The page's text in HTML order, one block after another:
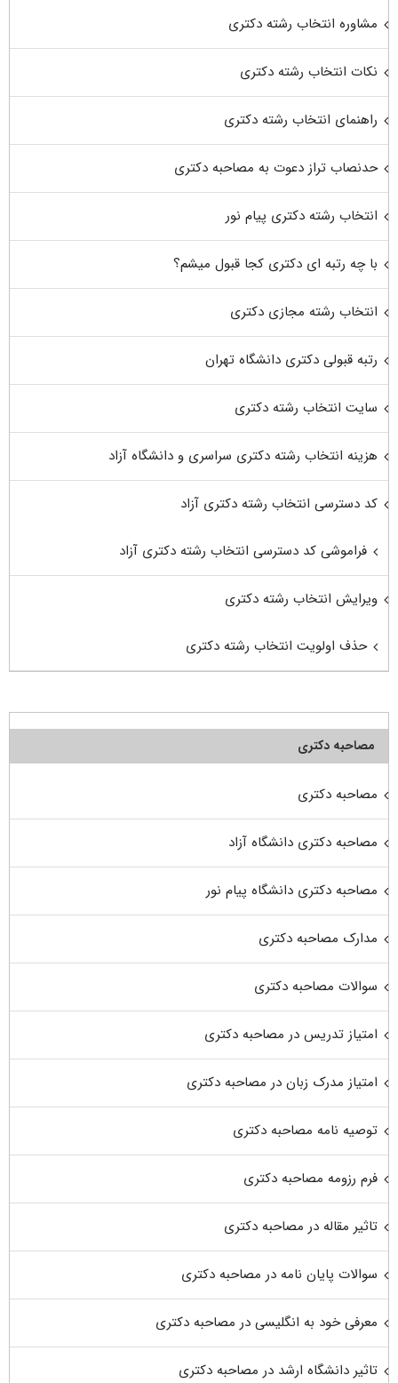
مشاوره انتخاب رشته دکتری
نکات انتخاب رشته دکتری
راهنمای انتخاب رشته دکتری
حدنصاب تراز دعوت به مصاحبه دکتری
انتخاب رشته دکتری پیام نور
با چه رتبه ای دکتری کجا قبول میشم؟
انتخاب رشته مجازی دکتری
رتبه قبولی دکتری دانشگاه تهران
سایت انتخاب رشته دکتری
هزینه انتخاب رشته دکتری سراسری و دانشگاه آزاد
کد دسترسی انتخاب رشته دکتری آزاد
فراموشی کد دسترسی انتخاب رشته دکتری آزاد
ویرایش انتخاب رشته دکتری
حذف اولویت انتخاب رشته دکتری
مصاحبه دکتری
مصاحبه دکتری
مصاحبه دکتری دانشگاه آزاد
مصاحبه دکتری دانشگاه پیام نور
مدارک مصاحبه دکتری
سوالات مصاحبه دکتری
امتیاز تدریس در مصاحبه دکتری
امتیاز مدرک زبان در مصاحبه دکتری
توصیه نامه مصاحبه دکتری
فرم رزومه مصاحبه دکتری
تاثیر مقاله در مصاحبه دکتری
سوالات پایان نامه در مصاحبه دکتری
معرفی خود به انگلیسی در مصاحبه دکتری
تاثیر دانشگاه ارشد در مصاحبه دکتری